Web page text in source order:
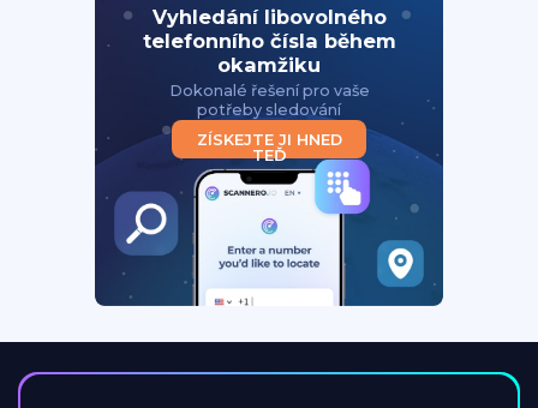
Vyhledání libovolného
telefonního čísla během
okamžiku
Dokonalé řešení pro vaše
potřeby sledování
ZÍSKEJTE JI HNED
TEĎ